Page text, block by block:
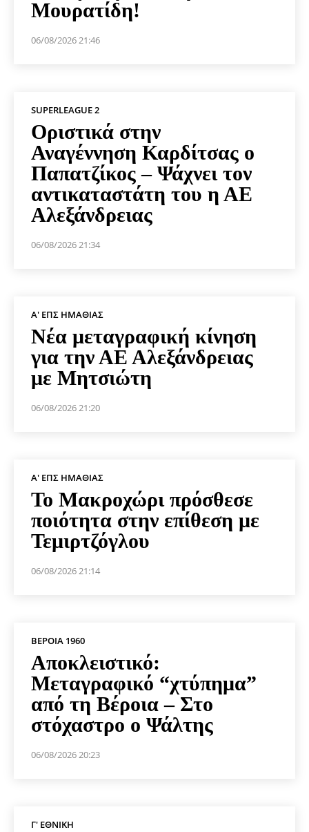
Μουρατίδη!
06/08/2026 21:46
SUPERLEAGUE 2
Οριστικά στην
Αναγέννηση Καρδίτσας ο
Παπατζίκος – Ψάχνει τον
αντικαταστάτη του η ΑΕ
Αλεξάνδρειας
06/08/2026 21:34
Α' ΕΠΣ ΗΜΑΘΊΑΣ
Νέα μεταγραφική κίνηση
για την ΑΕ Αλεξάνδρειας
με Μητσιώτη
06/08/2026 21:20
Α' ΕΠΣ ΗΜΑΘΊΑΣ
Το Μακροχώρι πρόσθεσε
ποιότητα στην επίθεση με
Τεμιρτζόγλου
06/08/2026 21:14
ΒΕΡΟΙΑ 1960
Αποκλειστικό:
Μεταγραφικό “χτύπημα”
από τη Βέροια – Στο
στόχαστρο ο Ψάλτης
06/08/2026 20:23
Γ' ΕΘΝΙΚΉ